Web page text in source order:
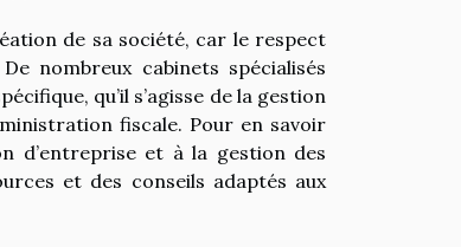
de sa société, car le respect
nombreux cabinets spécialisés
qu’il s’agisse de la gestion
fiscale. Pour en savoir
d’entreprise et à la gestion des
et des conseils adaptés aux